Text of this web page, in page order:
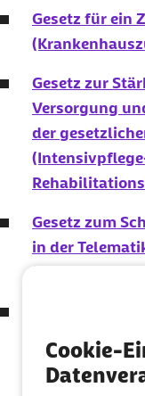
Cookie-
Gesetz für ein
Gesetz zur
Versorgung
der
Gesetz zum
in der
Verordnung
auf einen
Coronavirus
(Coronavirus-